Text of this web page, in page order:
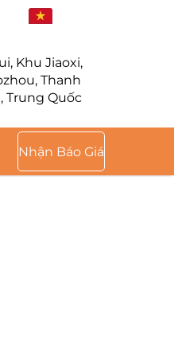
Khu Jiaoxi,
Thanh
Trung Quốc
Nhận Báo Giá